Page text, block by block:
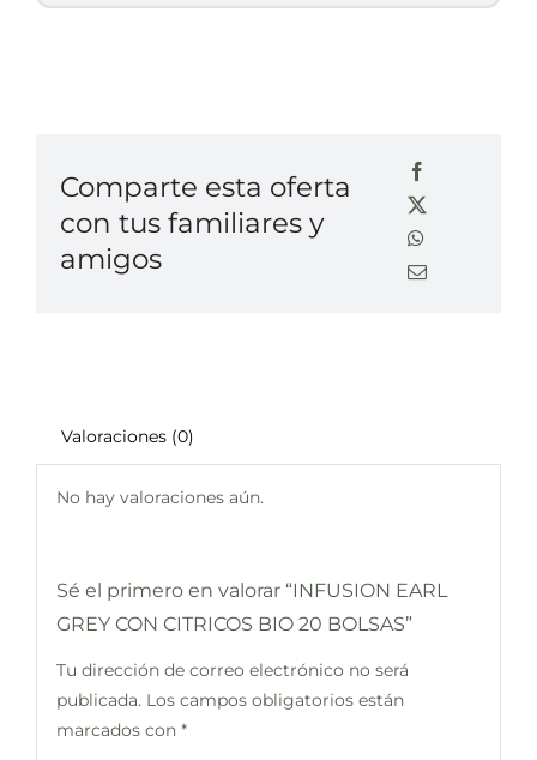
Comparte esta oferta
con tus familiares y
amigos
Valoraciones (0)
No hay valoraciones aún.
Sé el primero en valorar “INFUSION EARL
GREY CON CITRICOS BIO 20 BOLSAS”
Tu dirección de correo electrónico no será
publicada. Los campos obligatorios están
marcados con *